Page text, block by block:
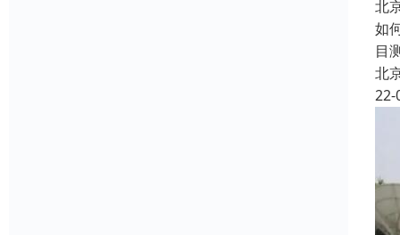
北
如
目
北
22-